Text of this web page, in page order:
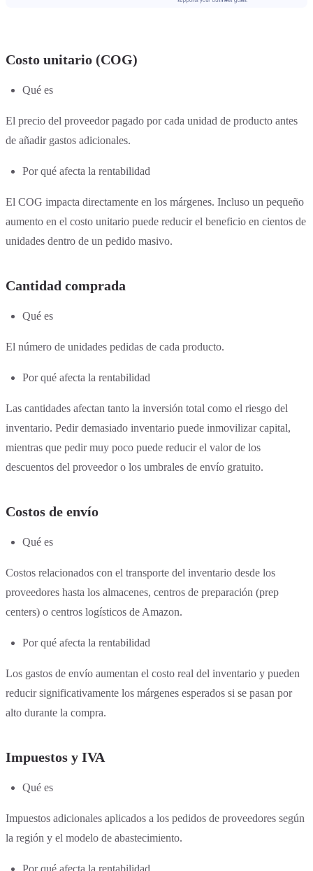
Costo unitario (COG)
Qué es
El precio del proveedor pagado por cada unidad de producto antes
de añadir gastos adicionales.
Por qué afecta la rentabilidad
El COG impacta directamente en los márgenes. Incluso un pequeño
aumento en el costo unitario puede reducir el beneficio en cientos de
unidades dentro de un pedido masivo.
Cantidad comprada
Qué es
El número de unidades pedidas de cada producto.
Por qué afecta la rentabilidad
Las cantidades afectan tanto la inversión total como el riesgo del
inventario. Pedir demasiado inventario puede inmovilizar capital,
mientras que pedir muy poco puede reducir el valor de los
descuentos del proveedor o los umbrales de envío gratuito.
Costos de envío
Qué es
Costos relacionados con el transporte del inventario desde los
proveedores hasta los almacenes, centros de preparación (prep
centers) o centros logísticos de Amazon.
Por qué afecta la rentabilidad
Los gastos de envío aumentan el costo real del inventario y pueden
reducir significativamente los márgenes esperados si se pasan por
alto durante la compra.
Impuestos y IVA
Qué es
Impuestos adicionales aplicados a los pedidos de proveedores según
la región y el modelo de abastecimiento.
Por qué afecta la rentabilidad